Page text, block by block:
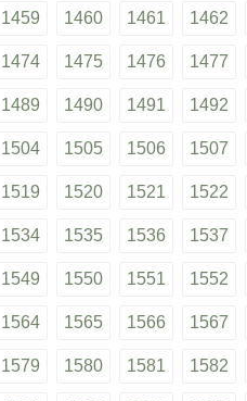
1459 1460 1461 1462
1474 1475 1476 1477
1489 1490 1491 1492
1504 1505 1506 1507
1519 1520 1521 1522
1534 1535 1536 1537
1549 1550 1551 1552
1564 1565 1566 1567
1579 1580 1581 1582